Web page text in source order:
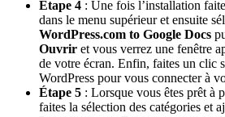
Étape 4 : Une fois l’installation
dans le menu supérieur et ensuite
WordPress.com to Google Docs
Ouvrir et vous verrez une fenêtre
de votre écran. Enfin, faites un clic
WordPress pour vous connecter à
Étape 5 : Lorsque vous êtes prêt à
faites la sélection des catégories et